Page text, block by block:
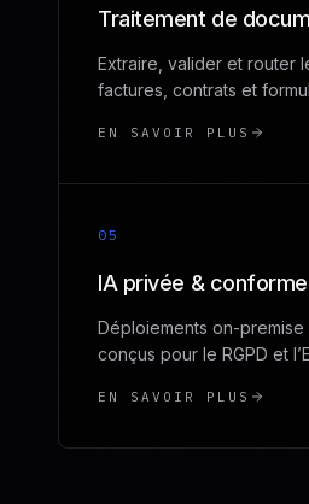
Traitement de
Extraire, valider et router
factures, contrats et
EN SAVOIR PLUS
05
IA privée & conforme
Déploiements on-
conçus pour le RGPD et
EN SAVOIR PLUS